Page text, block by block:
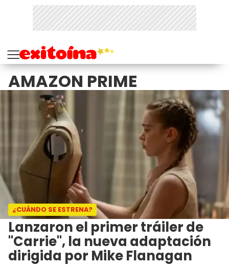
AMAZON PRIME
¿CUÁNDO SE ESTRENA?
Lanzaron el primer tráiler de
"Carrie", la nueva adaptación
dirigida por Mike Flanagan